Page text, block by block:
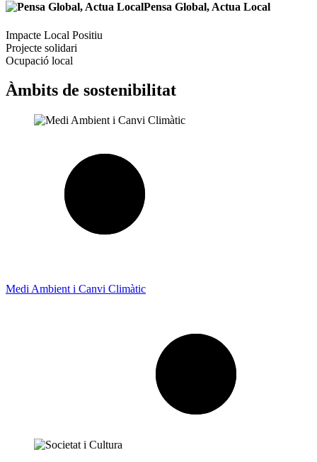
Pensa Global, Actua Local
Impacte Local Positiu
Projecte solidari
Ocupació local
Àmbits de sostenibilitat
Medi Ambient i Canvi Climàtic